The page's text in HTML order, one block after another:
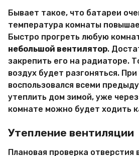
Бывает такое, что батареи
температура комнаты
Быстро прогреть любую
небольшой вентилятор.
закрепить его на радиаторе.
воздух будет разгоняться.
воспользовался всеми
утеплить дом зимой, уже
комнате можно будет ходить
Утепление вентиляции
Плановая проверка отверстия